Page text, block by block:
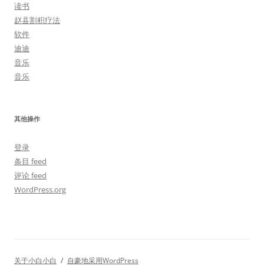
读书
赵县割积疗法
软件
迪迪
音乐
音乐
其他操作
登录
条目 feed
评论 feed
WordPress.org
关于小白小白 自豪地采用WordPress